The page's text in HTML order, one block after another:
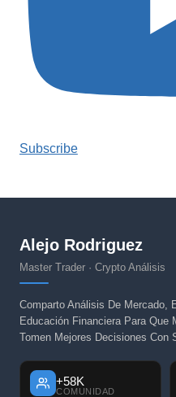
Subscribe
Alejo Rodriguez
Master Trader · Crypto Análisis
Comparto Análisis De Mercado,
Educación Financiera Para Que
Tomen Mejores Decisiones Con
+58K
COMUNIDAD